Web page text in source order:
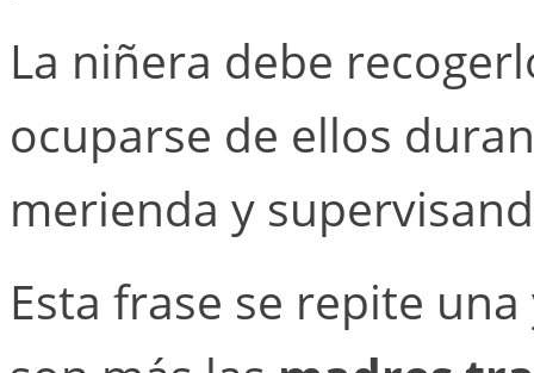
La niñera debe
ocuparse de ellos
merienda y
Esta frase se repite